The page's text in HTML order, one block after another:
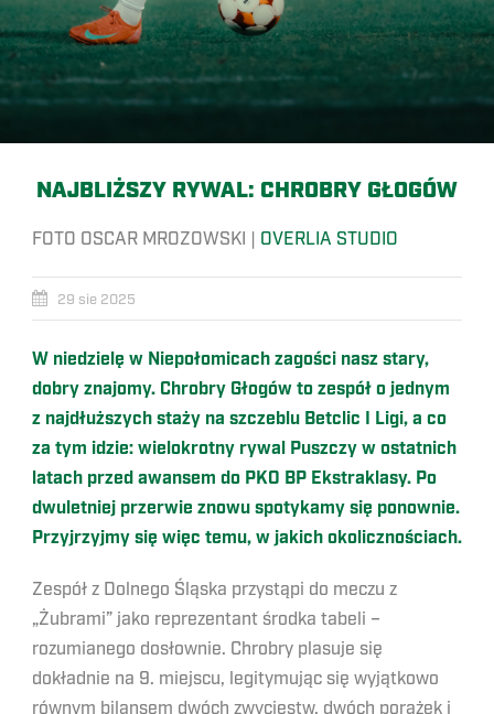
NAJBLIŻSZY RYWAL: CHROBRY GŁOGÓW
FOTO OSCAR MROZOWSKI | OVERLIA STUDIO
29 sie 2025
W niedzielę w Niepołomicach zagości nasz stary,
dobry znajomy. Chrobry Głogów to zespół o jednym
z najdłuższych staży na szczeblu Betclic I Ligi, a co
za tym idzie: wielokrotny rywal Puszczy w ostatnich
latach przed awansem do PKO BP Ekstraklasy. Po
dwuletniej przerwie znowu spotykamy się ponownie.
Przyjrzyjmy się więc temu, w jakich okolicznościach.
Zespół z Dolnego Śląska przystąpi do meczu z
„Żubrami” jako reprezentant środka tabeli –
rozumianego dosłownie. Chrobry plasuje się
dokładnie na 9. miejscu, legitymując się wyjątkowo
równym bilansem dwóch zwycięstw, dwóch porażek i